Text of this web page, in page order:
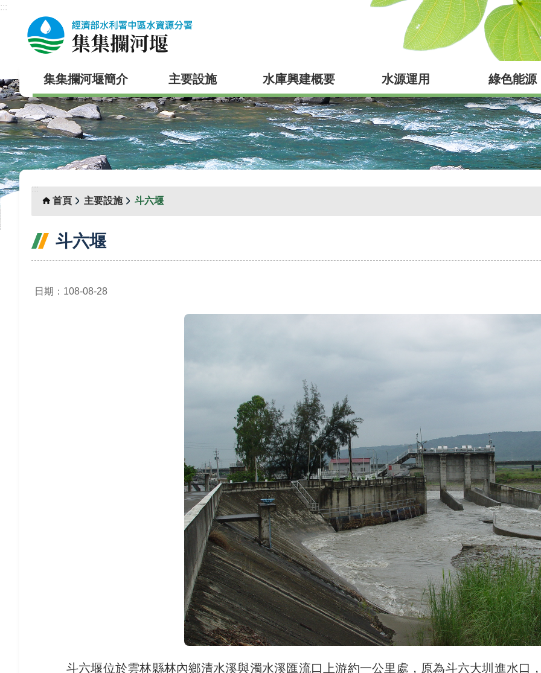
跳到主要內容區塊
:::
集集攔河堰簡介 主要設施 水庫興建概要 水源運用 綠色能源
:::
首頁
主要設施 斗六堰
斗六堰
日期：108-08-28
斗六堰位於雲林縣林內鄉清水溪與濁水溪匯流口上游約一公里處，原為斗六大圳進水口